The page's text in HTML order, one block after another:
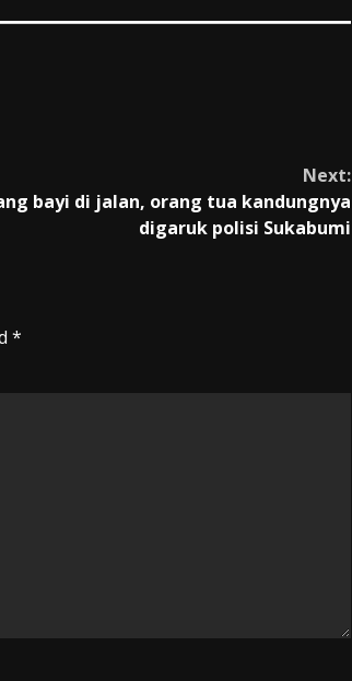
Next:
bayi di jalan, orang tua kandungnya
digaruk polisi Sukabumi
*